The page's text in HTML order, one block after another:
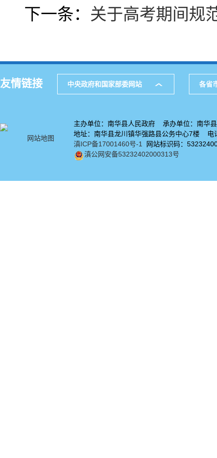
下一条： 关于高考期间规
友情链接 中央政府和国家部委网站 各省
网站地图
主办单位：南华县人民政府 承办单位：南华
地址：南华县龙川镇华强路县公务中心7楼
滇ICP备17001460号-1
网站标识码：
滇公网安备53232402000313号